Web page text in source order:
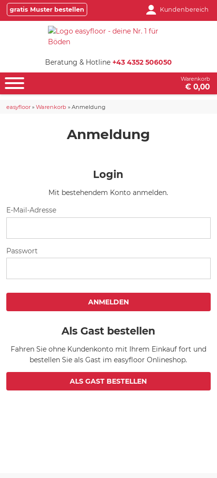
gratis Muster bestellen Kundenbereich
Beratung & Hotline +43 4352 506050
Warenkorb
€ 0,00
easyfloor »Warenkorb »Anmeldung
Anmeldung
Login
Mit bestehendem Konto anmelden.
E-Mail-Adresse
Passwort
ANMELDEN
Als Gast bestellen
Fahren Sie ohne Kundenkonto mit Ihrem Einkauf fort und
bestellen Sie als Gast im easyfloor Onlineshop.
ALS GAST BESTELLEN